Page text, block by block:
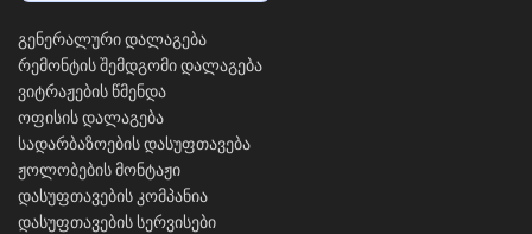
გენერალური დალაგება
რემონტის შემდგომი დალაგება
ვიტრაჟების წმენდა
ოფისის დალაგება
სადარბაზოების დასუფთავება
ჟოლობების მონტაჟი
დასუფთავების კომპანია
დასუფთავების სერვისები